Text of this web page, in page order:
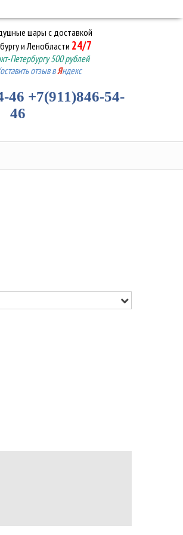
шарыс доставкой
и Ленобласти 24/7
Петербургу 500 рублей
отзыв вЯндекс
46 +7(911)846-54-
46